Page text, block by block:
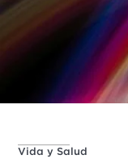
Vida y Salud